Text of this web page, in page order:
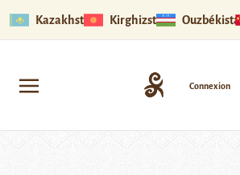
Kazakhstan Kirghizstan
Connexion